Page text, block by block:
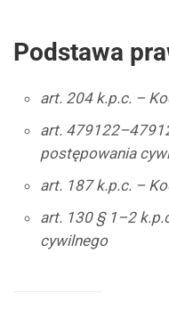
Podstawa
art. 204 k.p.c. –
art.
postępowania
art. 187 k.p.c. –
art. 130 § 1–2
cywilnego